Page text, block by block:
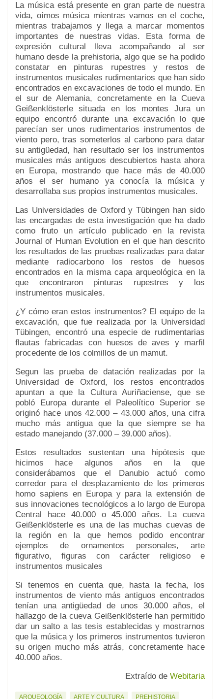
La música está presente en gran parte de nuestra
vida, oímos música mientras vamos en el coche,
mientras trabajamos y llega a marcar momentos
importantes de nuestras vidas. Esta forma de
expresión cultural lleva acompañando al ser
humano desde la prehistoria, algo que se ha podido
constatar en pinturas rupestres y restos de
instrumentos musicales rudimentarios que han sido
encontrados en excavaciones de todo el mundo. En
el sur de Alemania, concretamente en la Cueva
Geißenklösterle situada en los montes Jura un
equipo encontró durante una excavación lo que
parecían ser unos rudimentarios instrumentos de
viento pero, tras someterlos al carbono para datar
su antigüedad, han resultado ser los instrumentos
musicales más antiguos descubiertos hasta ahora
en Europa, mostrando que hace más de 40.000
años el ser humano ya conocía la música y
desarrollaba sus propios instrumentos musicales.
Las Universidades de Oxford y Tübingen han sido
las encargadas de esta investigación que ha dado
como fruto un artículo publicado en la revista
Journal of Human Evolution en el que han descrito
los resultados de las pruebas realizadas para datar
mediante radiocarbono los restos de huesos
encontrados en la misma capa arqueológica en la
que encontraron pinturas rupestres y los
instrumentos musicales.
¿Y cómo eran estos instrumentos? El equipo de la
excavación, que fue realizada por la Universidad
Tübingen, encontró una especie de rudimentarias
flautas fabricadas con huesos de aves y marfil
procedente de los colmillos de un mamut.
Segun las prueba de datación realizadas por la
Universidad de Oxford, los restos encontrados
apuntan a que la Cultura Auriñaciense, que se
pobló Europa durante el Paleolítico Superior se
originó hace unos 42.000 – 43.000 años, una cifra
mucho más antigua que la que siempre se ha
estado manejando (37.000 – 39.000 años).
Estos resultados sustentan una hipótesis que
hicimos hace algunos años en la que
considerábamos que el Danubio actuó como
corredor para el desplazamiento de los primeros
homo sapiens en Europa y para la extensión de
sus innovaciones tecnológicos a lo largo de Europa
Central hace 40.000 o 45.000 años. La cueva
Geißenklösterle es una de las muchas cuevas de
la región en la que hemos podido encontrar
ejemplos de ornamentos personales, arte
figurativo, figuras con carácter religioso e
instrumentos musicales
Si tenemos en cuenta que, hasta la fecha, los
instrumentos de viento más antiguos encontrados
tenían una antigüedad de unos 30.000 años, el
hallazgo de la cueva Geißenklösterle han permitido
dar un salto a las tesis establecidas y mostrarnos
que la música y los primeros instrumentos tuvieron
su origen mucho más atrás, concretamente hace
40.000 años.
Extraído de Webitaria
ARQUEOLOGÍA ARTE Y CULTURA PREHISTORIA